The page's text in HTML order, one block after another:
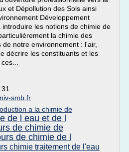
et Dépollution des Sols ainsi
Développement
les notions de chimie de
la chimie des
notre environnement : l'air,
décrire les constituants et les
smb.fr
a la chimie de
de l eau et de l
de chimie de
de chimie de l
chimie traitement de l'eau